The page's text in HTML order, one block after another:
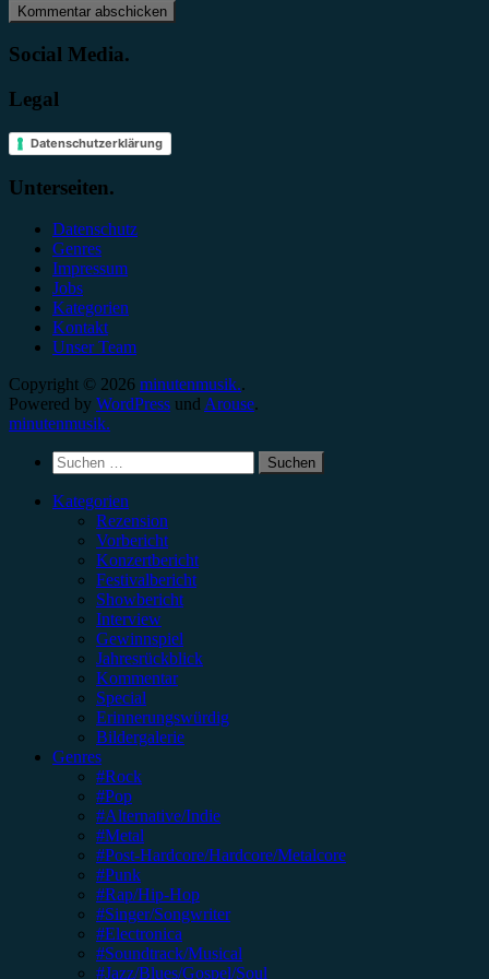
Social Media.
Legal
Datenschutzerklärung
Unterseiten.
Datenschutz
Genres
Impressum
Jobs
Kategorien
Kontakt
Unser Team
Copyright © 2026 minutenmusik..
Powered by WordPress und Arouse.
minutenmusik.
Suchen
nach:
Kategorien
Rezension
Vorbericht
Konzertbericht
Festivalbericht
Showbericht
Interview
Gewinnspiel
Jahresrückblick
Kommentar
Special
Erinnerungswürdig
Bildergalerie
Genres
#Rock
#Pop
#Alternative/Indie
#Metal
#Post-Hardcore/Hardcore/Metalcore
#Punk
#Rap/Hip-Hop
#Singer/Songwriter
#Electronica
#Soundtrack/Musical
#Jazz/Blues/Gospel/Soul